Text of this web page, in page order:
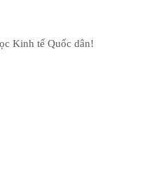
Kinh tế Quốc dân!